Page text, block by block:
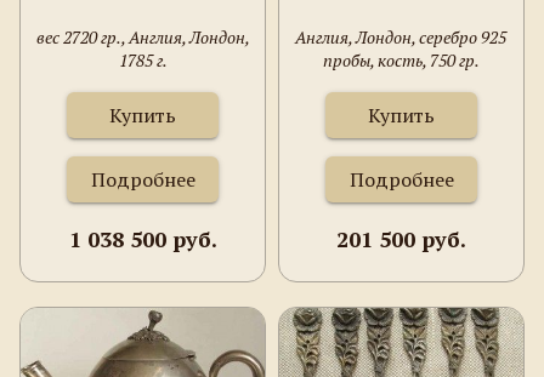
вес 2720 гр., Англия, Лондон,
1785 г.
Купить
Подробнее
1 038 500 руб.
Англия, Лондон, серебро 925
пробы, кость, 750 гр.
Купить
Подробнее
201 500 руб.